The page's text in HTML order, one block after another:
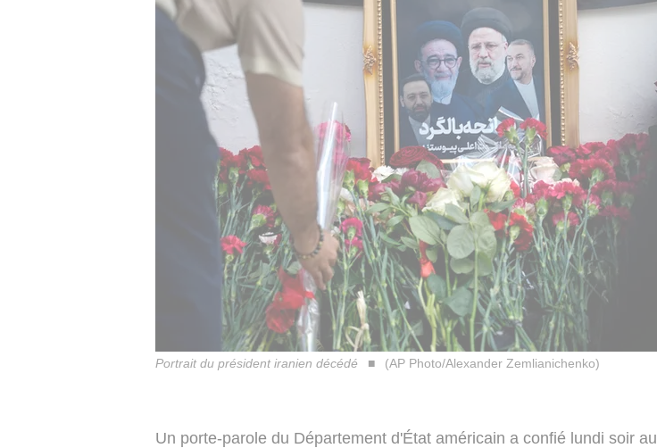
Portrait du président iranien décédé (AP Photo/Alexander Zemlianichenko)
Un porte-parole du Département d'État américain a confié lundi soir au